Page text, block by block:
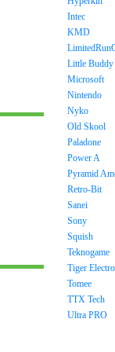
Intec
KMD
Little Buddy
Microsoft
Nintendo
Nyko
Old Skool
Paladone
Power A
Pyramid
Retro-Bit
Sanei
Sony
Squish
Teknogame
Tiger
Tomee
TTX Tech
Ultra PRO